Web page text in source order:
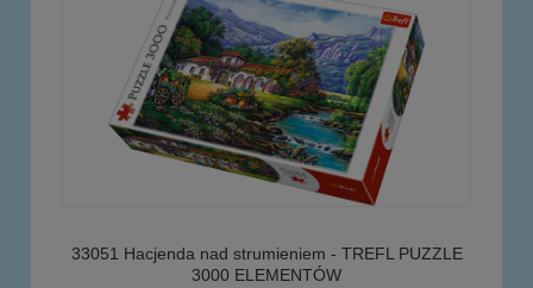
33051 Hacjenda nad strumieniem - TREFL PUZZLE
3000 ELEMENTÓW